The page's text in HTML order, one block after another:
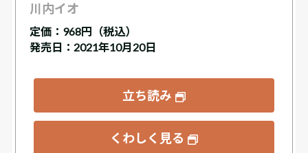
川内イオ
定価： 968円（税込）
発売日：2021年10月20日
立ち読み
くわしく見る